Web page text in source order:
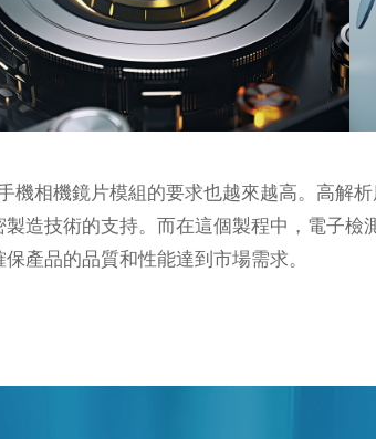
機相機鏡片模組的要求也越來越高。高解
造技術的支持。而在這個製程中，電子檢
產品的品質和性能達到市場需求。